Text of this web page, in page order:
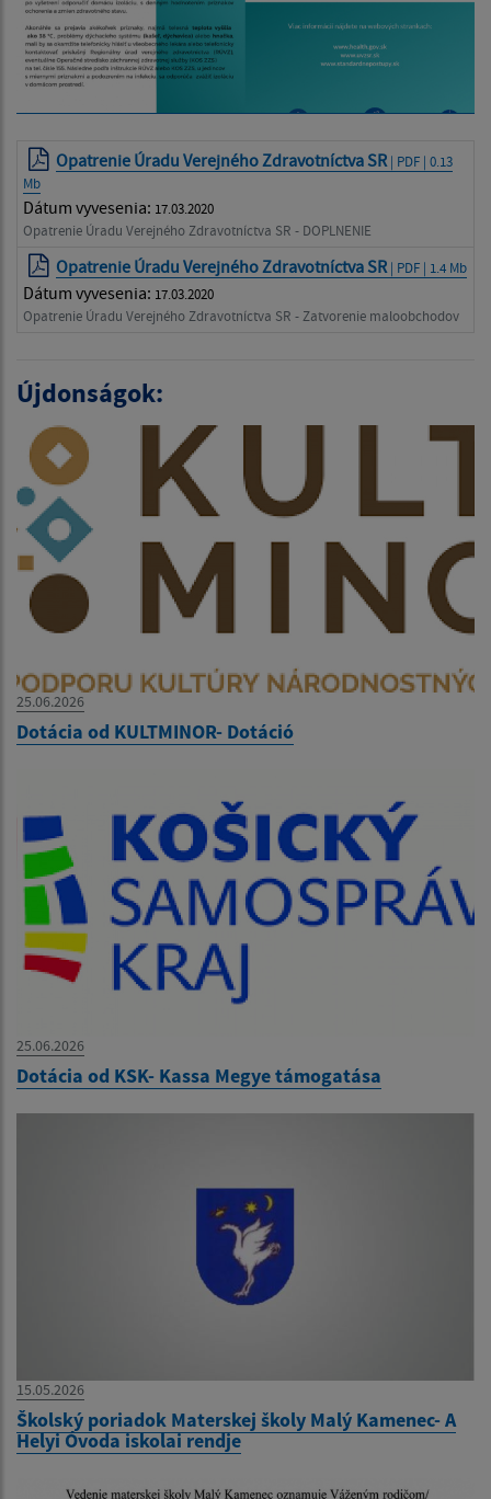
Opatrenie Úradu Verejného Zdravotníctva SR| PDF | 0.13
Mb
Dátum vyvesenia: 17.03.2020
Opatrenie Úradu Verejného Zdravotníctva SR - DOPLNENIE
Opatrenie Úradu Verejného Zdravotníctva SR| PDF | 1.4 Mb
Dátum vyvesenia: 17.03.2020
Opatrenie Úradu Verejného Zdravotníctva SR - Zatvorenie maloobchodov
Újdonságok:
25.06.2026
Dotácia od KULTMINOR- Dotáció
25.06.2026
Dotácia od KSK- Kassa Megye támogatása
15.05.2026
Školský poriadok Materskej školy Malý Kamenec- A
Helyi Óvoda iskolai rendje